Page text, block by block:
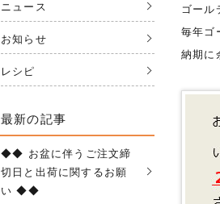
ゴール
毎年ゴ
納期に
ニュース
お知らせ
レシピ
最新の記事
◆◆ お盆に伴うご注文締
切日と出荷に関するお願
い ◆◆